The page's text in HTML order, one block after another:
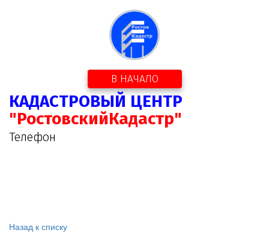
В НАЧАЛО
КАДАСТРОВЫЙ ЦЕНТР
"РостовскийКадастр"
Телефон
Назад к списку